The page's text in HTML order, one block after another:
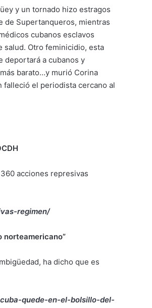
y un tornado hizo estragos
de Supertanqueros, mientras
cubanos esclavos
salud. Otro feminicidio, esta
deportará a cubanos y
barato…y murió Corina
falleció el periodista cercano al
acciones represivas
regimen/
norteamericano”
ha dicho que es
quede-en-el-bolsillo-del-